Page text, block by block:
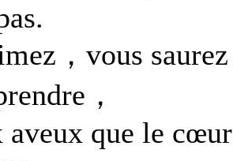
，vous saurez
，
aveux que le cœur